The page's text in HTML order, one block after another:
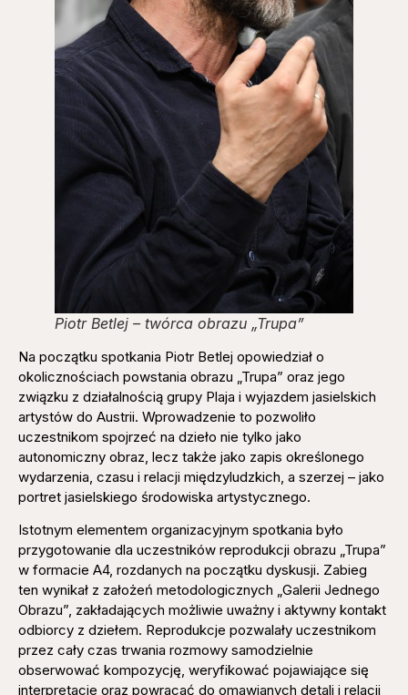
Piotr Betlej – twórca obrazu „Trupa”
Na początku spotkania Piotr Betlej opowiedział o
okolicznościach powstania obrazu „Trupa” oraz jego
związku z działalnością grupy Plaja i wyjazdem jasielskich
artystów do Austrii. Wprowadzenie to pozwoliło
uczestnikom spojrzeć na dzieło nie tylko jako
autonomiczny obraz, lecz także jako zapis określonego
wydarzenia, czasu i relacji międzyludzkich, a szerzej – jako
portret jasielskiego środowiska artystycznego.
Istotnym elementem organizacyjnym spotkania było
przygotowanie dla uczestników reprodukcji obrazu „Trupa”
w formacie A4, rozdanych na początku dyskusji. Zabieg
ten wynikał z założeń metodologicznych „Galerii Jednego
Obrazu”, zakładających możliwie uważny i aktywny kontakt
odbiorcy z dziełem. Reprodukcje pozwalały uczestnikom
przez cały czas trwania rozmowy samodzielnie
obserwować kompozycję, weryfikować pojawiające się
interpretacje oraz powracać do omawianych detali i relacji